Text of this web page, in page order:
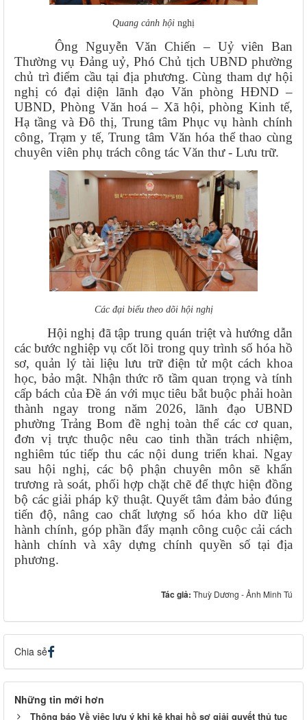
Quang cảnh hội nghị
Ông Nguyễn Văn Chiến – Uỷ viên Ban
Thường vụ Đảng uỷ, Phó Chủ tịch UBND phường
chủ trì điểm cầu tại địa phương. Cùng tham dự hội
nghị có đại diện lãnh đạo Văn phòng HĐND –
UBND, Phòng Văn hoá – Xã hội, phòng Kinh tế,
Hạ tầng và Đô thị, Trung tâm Phục vụ hành chính
công, Trạm y tế, Trung tâm Văn hóa thể thao cùng
chuyên viên phụ trách công tác Văn thư - Lưu trữ.
Các đại biểu theo dõi hội nghị
Hội nghị đã tập trung quán triệt và hướng dẫn
các bước nghiệp vụ cốt lõi trong quy trình số hóa hồ
sơ, quản lý tài liệu lưu trữ điện tử một cách khoa
học, bảo mật. Nhận thức rõ tầm quan trọng và tính
cấp bách của Đề án với mục tiêu bắt buộc phải hoàn
thành ngay trong năm 2026, lãnh đạo UBND
phường Trảng Bom đề nghị toàn thể các cơ quan,
đơn vị trực thuộc nêu cao tinh thần trách nhiệm,
nghiêm túc tiếp thu các nội dung triển khai. Ngay
sau hội nghị, các bộ phận chuyên môn sẽ khẩn
trương rà soát, phối hợp chặt chẽ để thực hiện đồng
bộ các giải pháp kỹ thuật. Quyết tâm đảm bảo đúng
tiến độ, nâng cao chất lượng số hóa kho dữ liệu
hành chính, góp phần đẩy mạnh công cuộc cải cách
hành chính và xây dựng chính quyền số tại địa
phương.
Tác giả: Thuỳ Dương - Ảnh Minh Tú
Chia sẻ
Những tin mới hơn
Thông báo Về việc lưu ý khi kê khai hồ sơ giải quyết thủ tục